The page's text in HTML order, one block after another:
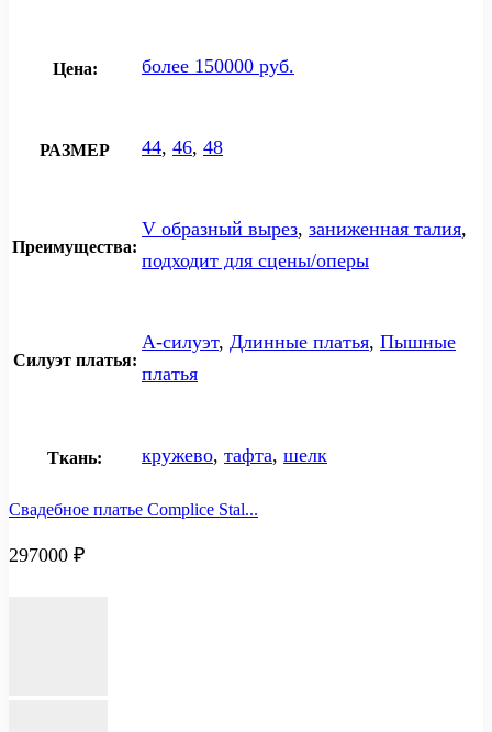
Цена: более 150000 руб.
РАЗМЕР 44, 46, 48
Преимущества:
V образный вырез, заниженная талия,
подходит для сцены/оперы
Силуэт платья:
А-силуэт, Длинные платья, Пышные
платья
Ткань: кружево, тафта, шелк
Свадебное платье Complice Stal...
297000 ₽